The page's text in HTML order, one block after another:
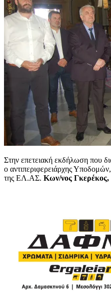
Στην επετειακή εκδήλωση που
ο αντιπεριφερειάρχης Υποδομών,
της ΕΛ.ΑΣ. Κων/νος Γκερέκος,